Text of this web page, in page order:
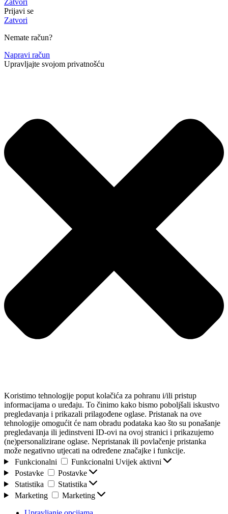
Zatvori
Prijavi se
Zatvori
Nemate račun?
Napravi račun
Upravljajte svojom privatnošću
Koristimo tehnologije poput kolačića za pohranu i/ili pristup
informacijama o uređaju. To činimo kako bismo poboljšali iskustvo
pregledavanja i prikazali prilagođene oglase. Pristanak na ove
tehnologije omogućit će nam obradu podataka kao što su ponašanje
pregledavanja ili jedinstveni ID-ovi na ovoj stranici i prikazujemo
(ne)personalizirane oglase. Nepristanak ili povlačenje pristanka
može negativno utjecati na određene značajke i funkcije.
Funkcionalni
Funkcionalni Uvijek aktivni
Postavke
Postavke
Statistika
Statistika
Marketing
Marketing